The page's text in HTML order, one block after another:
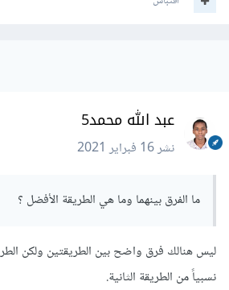
عبد الله محمد5
نشر16 فبراير 2021
ما الفرق بينهما وما هي الطريقة الأفضل ؟
ليس هنالك فرق واضح بين الطريقتين ولكن
نسبياً من الطريقة الثانية.